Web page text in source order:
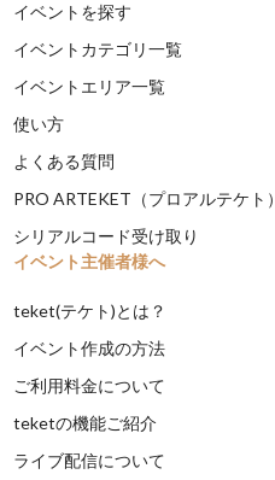
イベントを探す
イベントカテゴリ一覧
イベントエリア一覧
使い方
よくある質問
PRO ARTEKET（プロアルテケト）
シリアルコード受け取り
イベント主催者様へ
teket(テケト)とは？
イベント作成の方法
ご利用料金について
teketの機能ご紹介
ライブ配信について